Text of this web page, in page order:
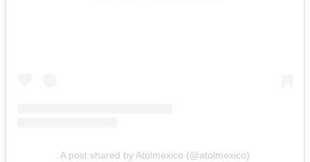
A post shared by Atolmexico (@atolmexico)